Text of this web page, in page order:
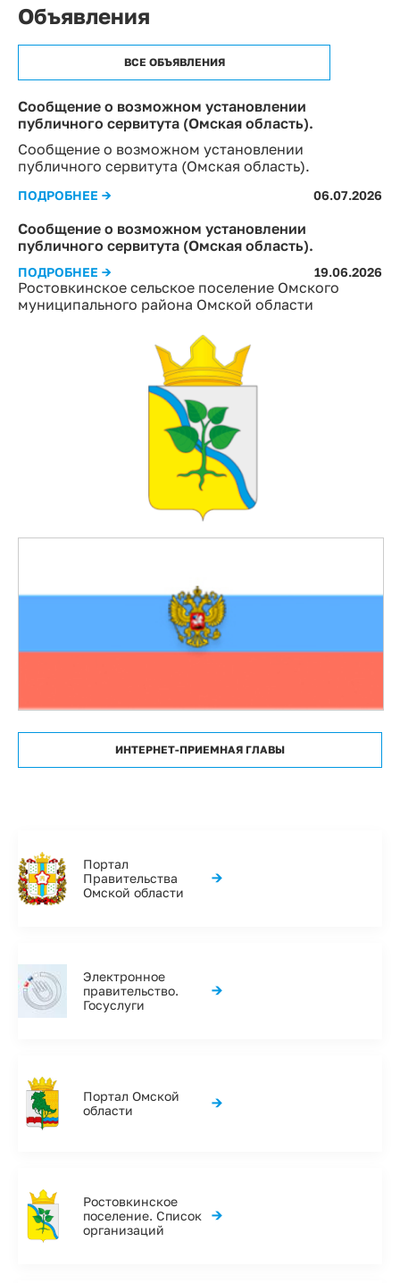
Ростовкинское сельское поселение Омского
муниципального района Омской области
ИНТЕРНЕТ-ПРИЕМНАЯ ГЛАВЫ
Объявления
ВСЕ ОБЪЯВЛЕНИЯ
Сообщение о возможном установлении
публичного сервитута (Омская область).
Сообщение о возможном установлении
публичного сервитута (Омская область).
ПОДРОБНЕЕ → 06.07.2026
Сообщение о возможном установлении
публичного сервитута (Омская область).
ПОДРОБНЕЕ → 19.06.2026
Портал
Правительства
Омской области
→
Электронное
правительство.
Госуслуги
→
Портал Омской
области
→
Ростовкинское
поселение. Список
организаций
→